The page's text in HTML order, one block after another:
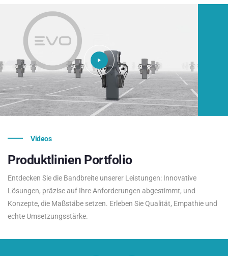
Videos
Produktlinien Portfolio
Entdecken Sie die Bandbreite unserer Leistungen: Innovative
Lösungen, präzise auf Ihre Anforderungen abgestimmt, und
Konzepte, die Maßstäbe setzen. Erleben Sie Qualität, Empathie und
echte Umsetzungsstärke.